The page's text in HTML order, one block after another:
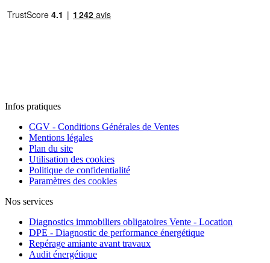
Infos pratiques
CGV - Conditions Générales de Ventes
Mentions légales
Plan du site
Utilisation des cookies
Politique de confidentialité
Paramètres des cookies
Nos services
Diagnostics immobiliers obligatoires Vente - Location
DPE - Diagnostic de performance énergétique
Repérage amiante avant travaux
Audit énergétique